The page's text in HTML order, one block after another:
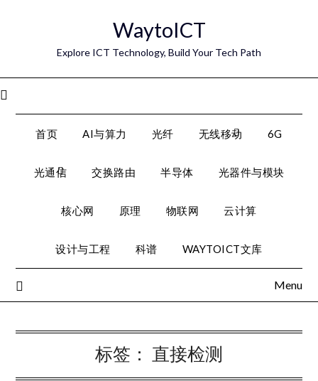
WaytoICT
Explore ICT Technology, Build Your Tech Path
首页 AI与算力 光纤 无线移动 6G
光通信 交换路由 半导体 光器件与模块
核心网 原理 物联网 云计算
设计与工程 科谱 WAYTOICT文库
Menu
标签： 直接检测